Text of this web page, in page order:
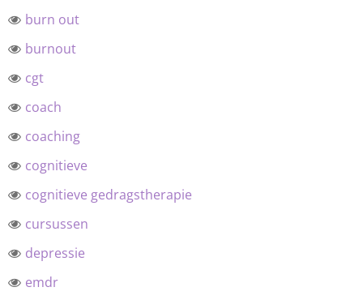
burn out
burnout
cgt
coach
coaching
cognitieve
cognitieve gedragstherapie
cursussen
depressie
emdr